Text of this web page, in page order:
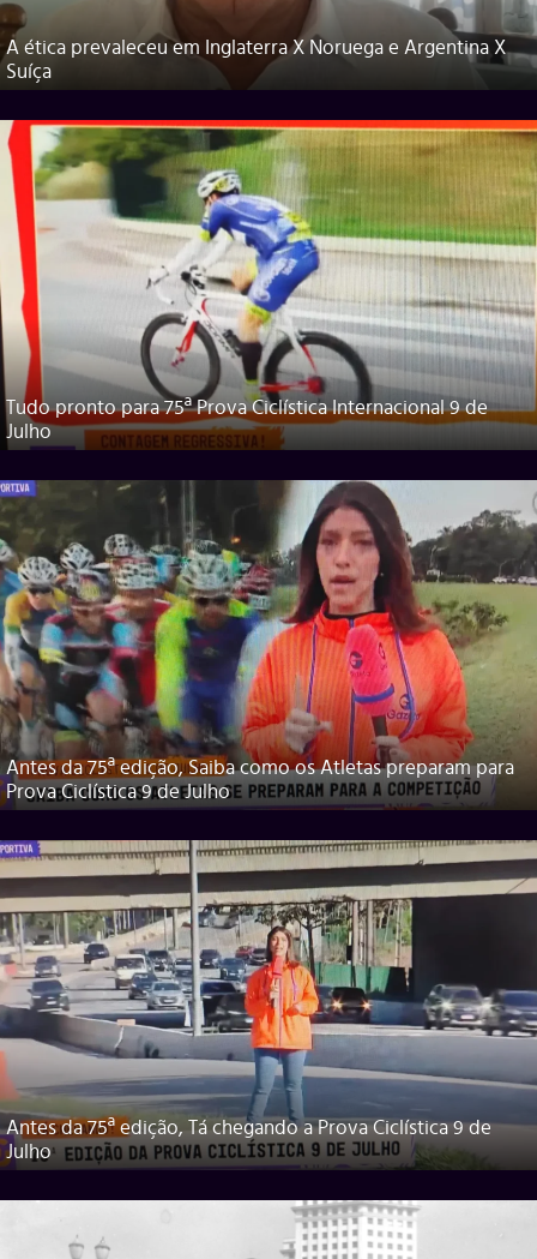
A ética prevaleceu em Inglaterra X Noruega e Argentina X
Suíça
Tudo pronto para 75ª Prova Ciclística Internacional 9 de
Julho
Antes da 75ª edição, Saiba como os Atletas preparam para
Prova Ciclística 9 de Julho
Antes da 75ª edição, Tá chegando a Prova Ciclística 9 de
Julho